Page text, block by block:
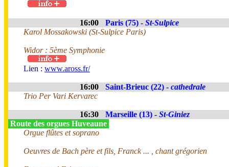
16:00 Paris (75) - St-Sulpice
Karol Mossakowski (St-Sulpice Paris)
Widor : 5ème Symphonie
Lien : www.aross.fr/
16:00 Saint-Brieuc (22) - cathedrale
Trio Per Vari Kervarec
16:30 Marseille (13) - St-Giniez
Route des orgues Huveaune
Orgue flûtes et soprano
Oeuvres de Bach père et fils, Franck ... , chant grégorien